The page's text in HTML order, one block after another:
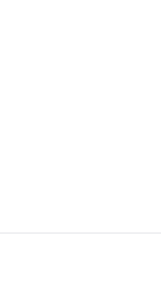
Inn Bucharest Airport